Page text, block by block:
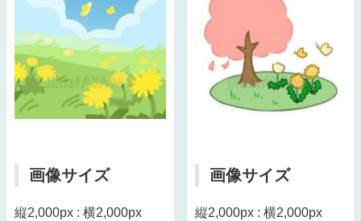
画像サイズ
縦2,000px : 横2,000px
画像サイズ
縦2,000px : 横2,000px